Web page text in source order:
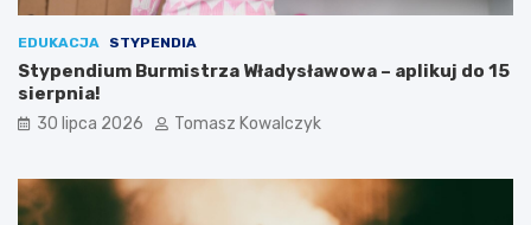
EDUKACJA STYPENDIA
Stypendium Burmistrza Władysławowa – aplikuj do 15
sierpnia!
30 lipca 2026 Tomasz Kowalczyk